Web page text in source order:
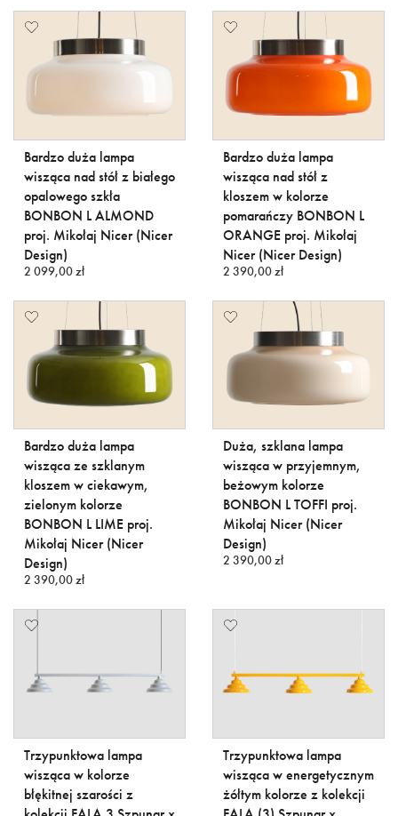
Bardzo duża lampa
wisząca nad stół z białego
opalowego szkła
BONBON L ALMOND
proj. Mikołaj Nicer (Nicer
Design)
2 099,00 zł
Bardzo duża lampa
wisząca nad stół z
kloszem w kolorze
pomarańczy BONBON L
ORANGE proj. Mikołaj
Nicer (Nicer Design)
2 390,00 zł
Bardzo duża lampa
wisząca ze szklanym
kloszem w ciekawym,
zielonym kolorze
BONBON L LIME proj.
Mikołaj Nicer (Nicer
Design)
2 390,00 zł
Duża, szklana lampa
wisząca w przyjemnym,
beżowym kolorze
BONBON L TOFFI proj.
Mikołaj Nicer (Nicer
Design)
2 390,00 zł
Trzypunktowa lampa
wisząca w kolorze
błękitnej szarości z
Trzypunktowa lampa
wisząca w energetycznym
żółtym kolorze z kolekcji